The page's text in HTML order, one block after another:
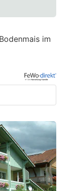
im